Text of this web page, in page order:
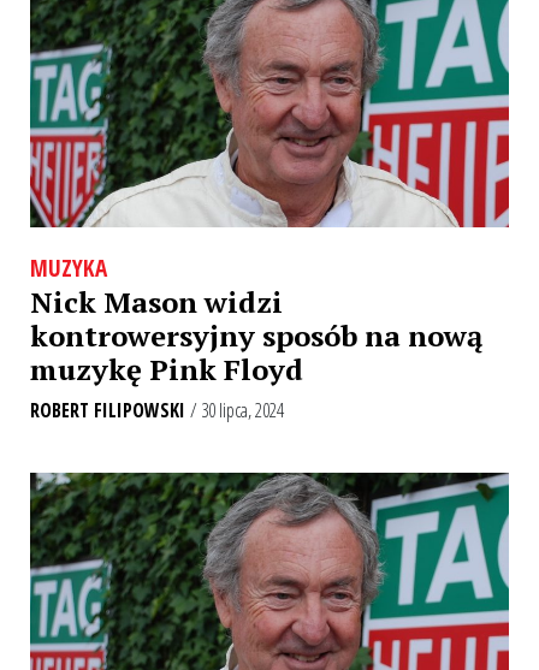
MUZYKA
Nick Mason widzi
kontrowersyjny sposób na nową
muzykę Pink Floyd
ROBERT FILIPOWSKI / 30 lipca, 2024